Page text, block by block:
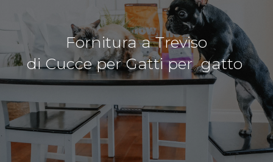
Fornitura a Treviso
di Cucce per Gatti per gatto